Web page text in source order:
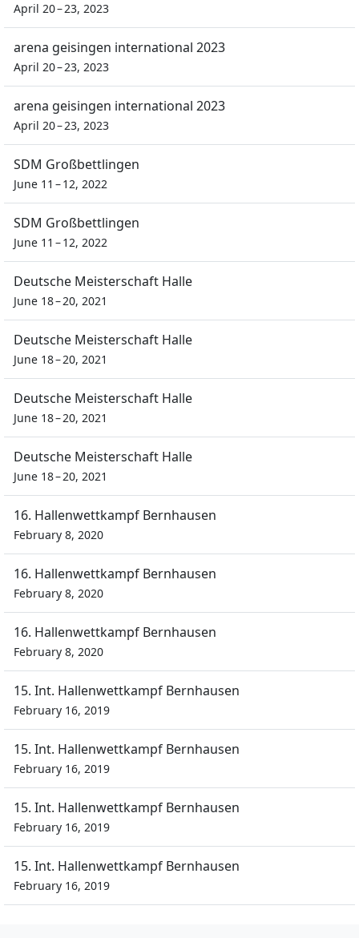
April 20 – 23, 2023
arena geisingen international 2023
April 20 – 23, 2023
arena geisingen international 2023
April 20 – 23, 2023
SDM Großbettlingen
June 11 – 12, 2022
SDM Großbettlingen
June 11 – 12, 2022
Deutsche Meisterschaft Halle
June 18 – 20, 2021
Deutsche Meisterschaft Halle
June 18 – 20, 2021
Deutsche Meisterschaft Halle
June 18 – 20, 2021
Deutsche Meisterschaft Halle
June 18 – 20, 2021
16. Hallenwettkampf Bernhausen
February 8, 2020
16. Hallenwettkampf Bernhausen
February 8, 2020
16. Hallenwettkampf Bernhausen
February 8, 2020
15. Int. Hallenwettkampf Bernhausen
February 16, 2019
15. Int. Hallenwettkampf Bernhausen
February 16, 2019
15. Int. Hallenwettkampf Bernhausen
February 16, 2019
15. Int. Hallenwettkampf Bernhausen
February 16, 2019